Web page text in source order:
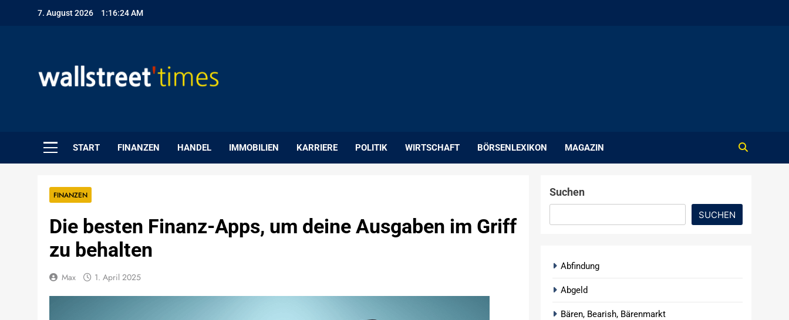
7. August 2026 1:16:25 AM
START FINANZEN HANDEL IMMOBILIEN KARRIERE POLITIK WIRTSCHAFT BÖRSENLEXIKON MAGAZIN
FINANZEN
Die besten Finanz-Apps, um deine Ausgaben im Griff
zu behalten
Max 1. April 2025
Suchen
SUCHEN
Abfindung
Abgeld
Bären, Bearish, Bärenmarkt